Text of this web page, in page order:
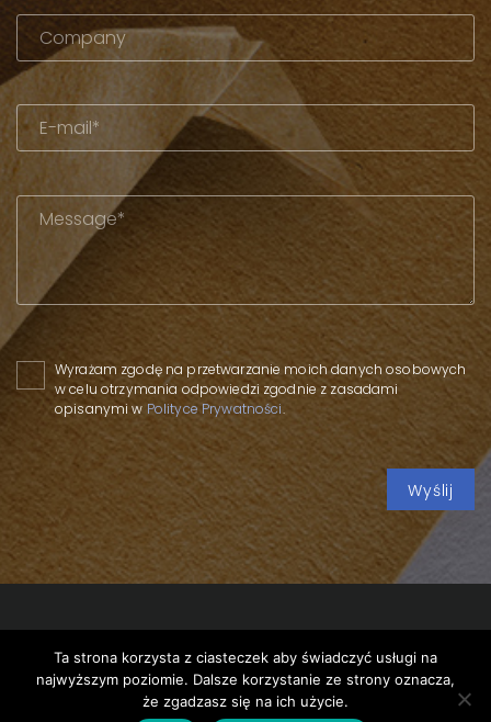
Please leave this field empty.
Wyrażam zgodę na przetwarzanie moich danych osobowych
w celu otrzymania odpowiedzi zgodnie z zasadami
opisanymi w Polityce Prywatności.
Copyright 2020 SPP / Privacy policy /5th Wood Industry
Forum /
Ta strona korzysta z ciasteczek aby świadczyć usługi na
najwyższym poziomie. Dalsze korzystanie ze strony oznacza,
że zgadzasz się na ich użycie.